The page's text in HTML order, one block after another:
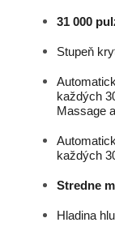
31 000
Stupeň
každých
Massage
každých
Stredne
Hladina